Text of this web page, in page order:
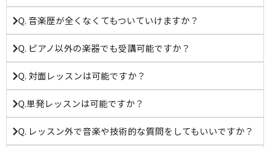
Q. 音楽歴が全くなくてもついていけますか？
Q. ピアノ以外の楽器でも受講可能ですか？
Q. 対面レッスンは可能ですか？
Q.単発レッスンは可能ですか？
Q. レッスン外で音楽や技術的な質問をしてもいいですか？